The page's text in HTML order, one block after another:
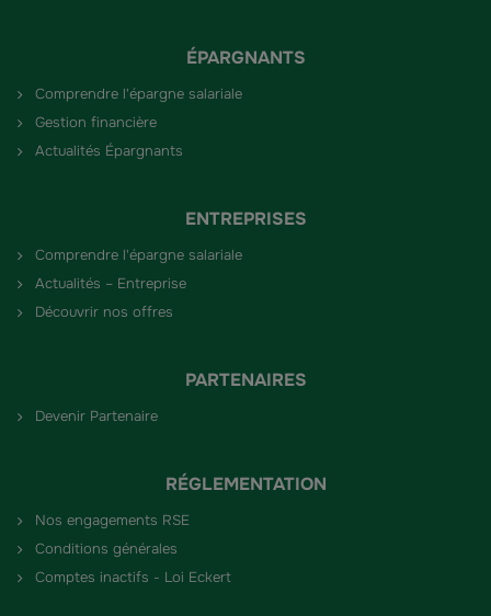
ÉPARGNANTS
Comprendre l'épargne salariale
Gestion financière
Actualités Épargnants
ENTREPRISES
Comprendre l'épargne salariale
Actualités – Entreprise
Découvrir nos offres
PARTENAIRES
Devenir Partenaire
RÉGLEMENTATION
Nos engagements RSE
Conditions générales
Comptes inactifs - Loi Eckert